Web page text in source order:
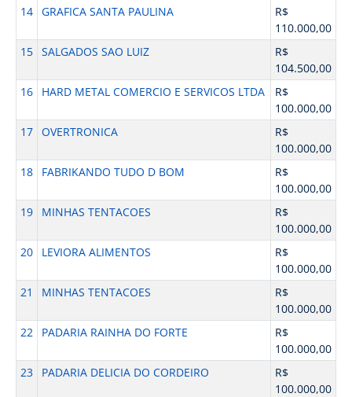
14 GRAFICA SANTA PAULINA
R$
110.000,00
15 SALGADOS SAO LUIZ
R$
104.500,00
16
HARD METAL COMERCIO E SERVICOS LTDA
R$
100.000,00
17 OVERTRONICA
R$
100.000,00
18
FABRIKANDO TUDO D BOM
R$
100.000,00
19
MINHAS TENTACOES
R$
100.000,00
20
LEVIORA ALIMENTOS
R$
100.000,00
21
MINHAS TENTACOES
R$
100.000,00
22
PADARIA RAINHA DO FORTE
R$
100.000,00
23
PADARIA DELICIA DO CORDEIRO
R$
100.000,00